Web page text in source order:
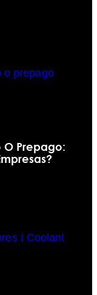
O Prepago: